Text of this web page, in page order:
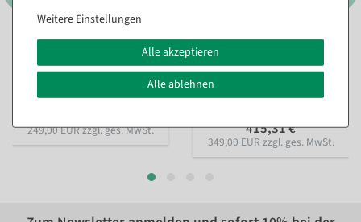
249,00 EUR zzgl. ges. MwSt.
Konfektions- und
Wandspiegel VOGUE, 168
cm hoch
415,31 €
349,00 EUR zzgl. ges. MwSt.
Weitere Einstellungen
Alle akzeptieren
Alle ablehnen